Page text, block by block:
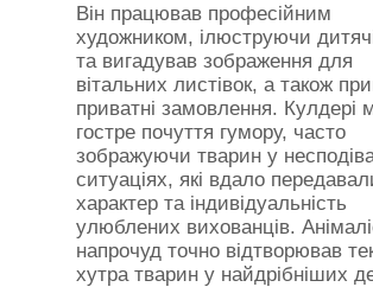
Він працював професійним
художником, ілюструючи
та вигадував зображення для
вітальних листівок, а також
приватні замовлення. Кулдері
гостре почуття гумору, часто
зображуючи тварин у
ситуаціях, які вдало
характер та індивідуальність
улюблених вихованців.
напрочуд точно відтворював
хутра тварин у найдрібніших